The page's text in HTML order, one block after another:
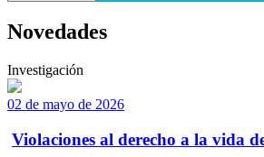
Novedades
Investigación
02 de mayo de 2026
Violaciones al derecho a la vida